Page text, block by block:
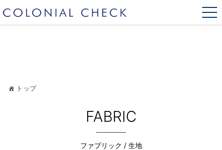
トップ
FABRIC
ファブリック / 生地